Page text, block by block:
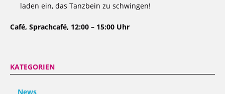
laden ein, das Tanzbein zu schwingen!
Café, Sprachcafé, 12:00 – 15:00 Uhr
KATEGORIEN
News